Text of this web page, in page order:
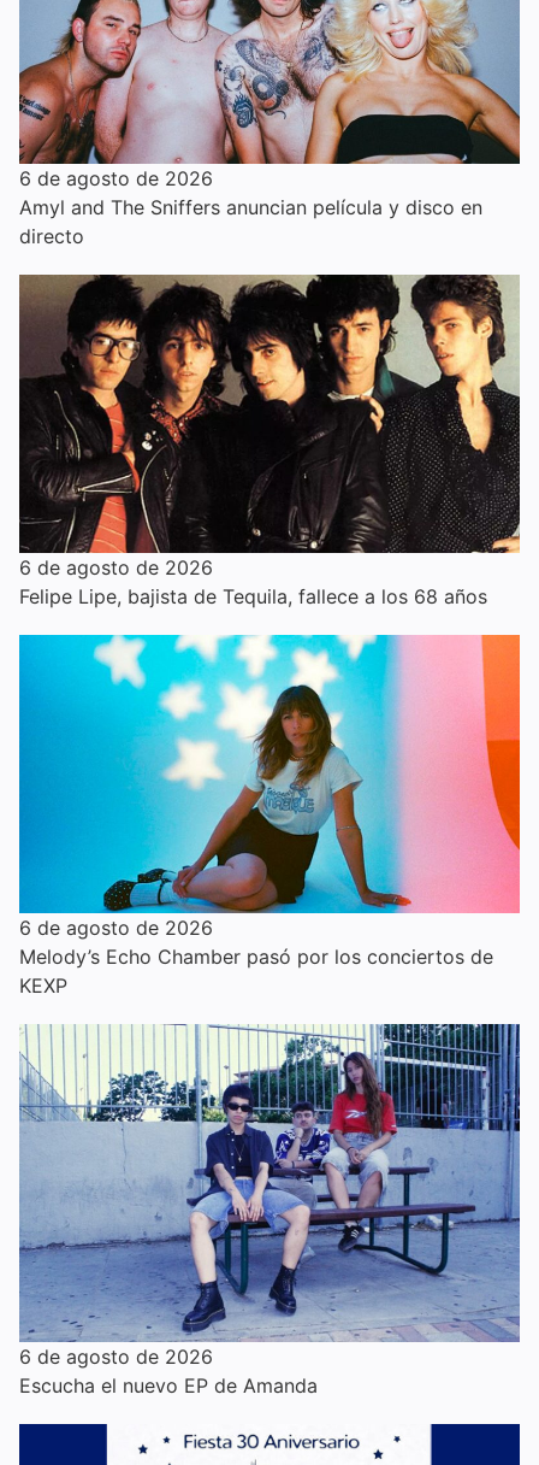
6 de agosto de 2026
Amyl and The Sniffers anuncian película y disco en
directo
6 de agosto de 2026
Felipe Lipe, bajista de Tequila, fallece a los 68 años
6 de agosto de 2026
Melody’s Echo Chamber pasó por los conciertos de
KEXP
6 de agosto de 2026
Escucha el nuevo EP de Amanda